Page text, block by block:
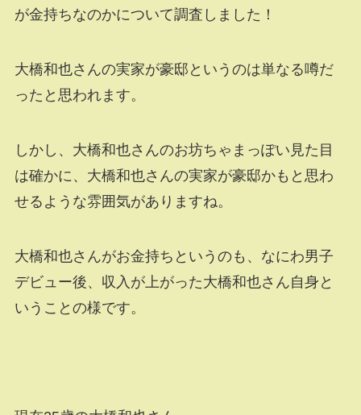
が金持ちなのかについて調査しました！
大橋和也さんの実家が豪邸というのは単なる噂だ
ったと思われます。
しかし、大橋和也さんのお坊ちゃまっぽい見た目
は確かに、大橋和也さんの実家が豪邸かもと思わ
せるような雰囲気がありますね。
大橋和也さんがお金持ちというのも、なにわ男子
デビュー後、収入が上がった大橋和也さん自身と
いうことの様です。